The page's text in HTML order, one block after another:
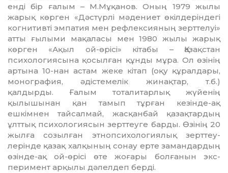
енді бір ғалым – М.Мұқанов. Оның 1979 жылы
жарық көрген «Дәстүрлі мәдениет өкіл­де­ріндегі
когнитивті эмпатия мен рефлек­сияның зерттелуі»
атты ғылыми мақаласы мен 1980 жылы жарық
көрген «Ақыл ой-өрісі» кітабы – Қазақстан
психологиясына қосылған құнды мұра. Ол өзінің
артына 10-нан астам жеке кітап (оқу құ­рал­дары,
монография, әдістемелік жи­нақ­тар, т.б.)
қалдырды. Ғалым тота­ли­тар­лық жүйенің
қылышынан қан тамып тұрған кезінде-ақ
ешкімнен тайсалмай, жасқанбай қа­зақ­тардың
ұлттық психологиясын зерттеуге бар­ды. Өзінің 20
жылға созылған этноп­сихологиялық зерттеу­
лерінде қазақ хал­қының сонау ерте за­ман­дардың
өзінде-ақ ой-өрісі өте жоғары болғанын экс­
перимент арқылы дәлелдеп берді.